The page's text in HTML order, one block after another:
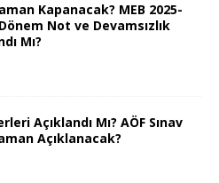
Kapanacak? MEB 2025-
Not ve Devamsızlık
Mı?
Açıklandı Mı? AÖF Sınav
Açıklanacak?